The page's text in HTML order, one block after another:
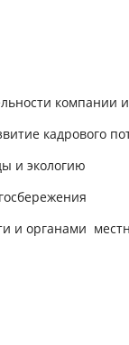
компании
кадрового
и экологию
и органами